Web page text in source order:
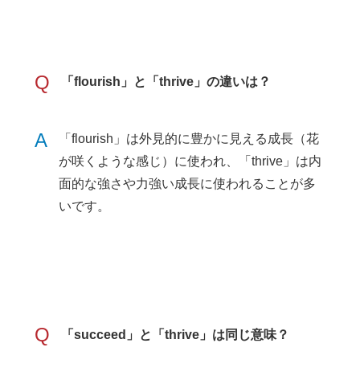
Q 「flourish」と「thrive」の違いは？
A
「flourish」は外見的に豊かに見える成長（花
が咲くような感じ）に使われ、「thrive」は内
面的な強さや力強い成長に使われることが多
いです。
Q 「succeed」と「thrive」は同じ意味？